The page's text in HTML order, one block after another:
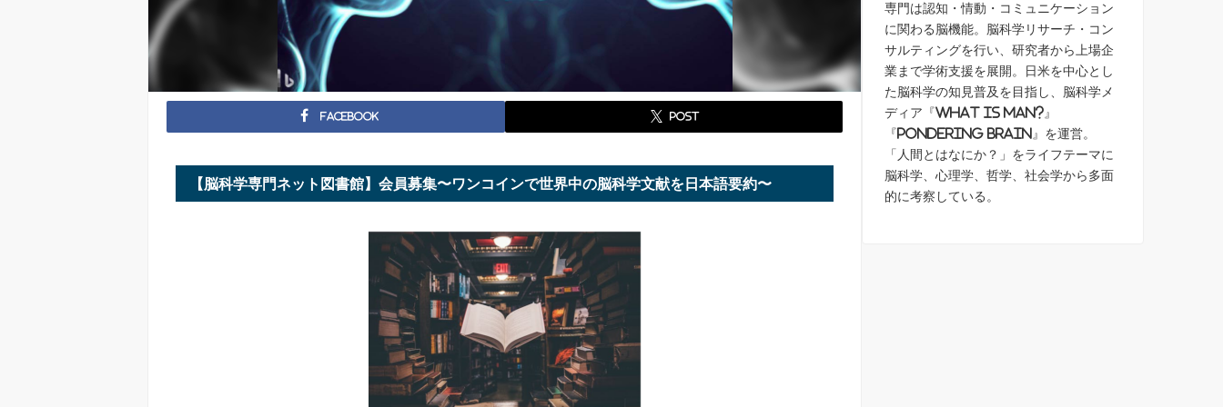
Facebook post
【脳科学専門ネット図書館】会員募集〜ワンコインで世界中の脳科学文献を日本語要約〜
専門は認知・情動・コミュニケーション
に関わる脳機能。脳科学リサーチ・コン
サルティングを行い、研究者から上場企
業まで学術支援を展開。日米を中心とし
た脳科学の知見普及を目指し、脳科学メ
ディア『What is Man?』
『Pondering Brain』を運営。
「人間とはなにか？」をライフテーマに
脳科学、心理学、哲学、社会学から多面
的に考察している。